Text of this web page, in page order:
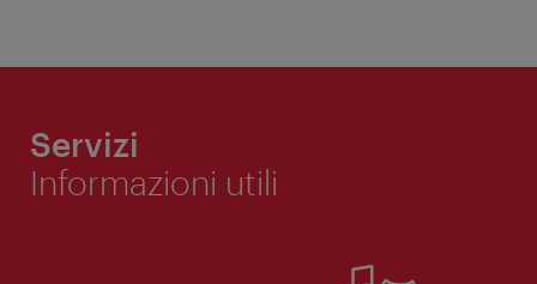
Servizi
Informazioni utili